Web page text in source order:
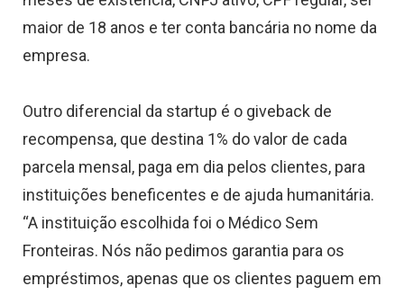
maior de 18 anos e ter conta bancária no nome da
empresa.
Outro diferencial da startup é o giveback de
recompensa, que destina 1% do valor de cada
parcela mensal, paga em dia pelos clientes, para
instituições beneficentes e de ajuda humanitária.
“A instituição escolhida foi o Médico Sem
Fronteiras. Nós não pedimos garantia para os
empréstimos, apenas que os clientes paguem em